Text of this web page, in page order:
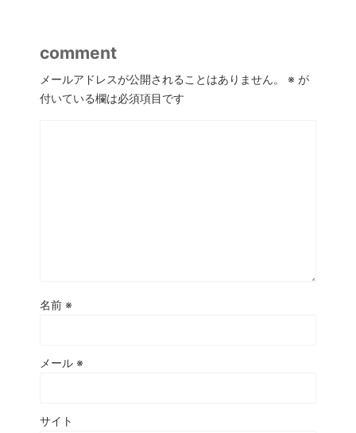
comment
メールアドレスが公開されることはありません。 ※ が
付いている欄は必須項目です
名前 ※
メール ※
サイト